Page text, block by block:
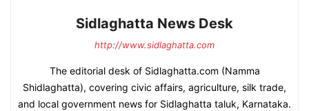
Sidlaghatta News Desk
http://www.sidlaghatta.com
The editorial desk of Sidlaghatta.com (Namma
Shidlaghatta), covering civic affairs, agriculture, silk trade,
and local government news for Sidlaghatta taluk, Karnataka.